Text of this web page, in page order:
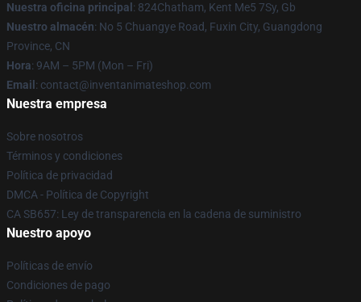
Nuestra oficina principal : 824Chatham, Kent Me5 7Sy, Gb
Nuestro almacén: No 5 Chuangye Road, Fuxin City, Guangdong
Province, CN
Hora: 9AM – 5PM (Mon – Fri)
Email : contact@inventanimateshop.com
Nuestra empresa
Sobre nosotros
Términos y condiciones
Política de privacidad
DMCA - Política de Copyright
CA SB657: Ley de transparencia en la cadena de suministro
Nuestro apoyo
Políticas de envío
Condiciones de pago